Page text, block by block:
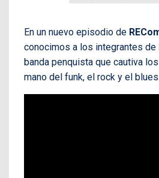
En un nuevo episodio de
conocimos a los integrantes de
banda penquista que cautiva
mano del funk, el rock y el blues.